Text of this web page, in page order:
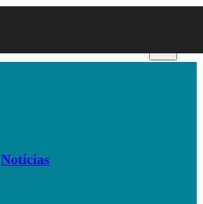
Notícias